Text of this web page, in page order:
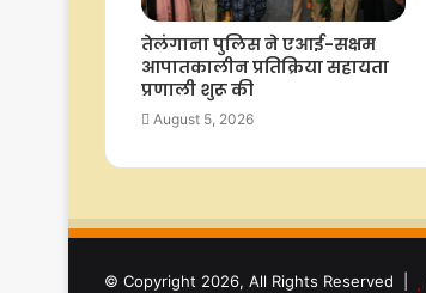
तेलंगाना पुलिस ने एआई-सक्षम
आपातकालीन प्रतिक्रिया सहायता
प्रणाली शुरू की
August 5, 2026
© Copyright 2026, All Rights Reserved |